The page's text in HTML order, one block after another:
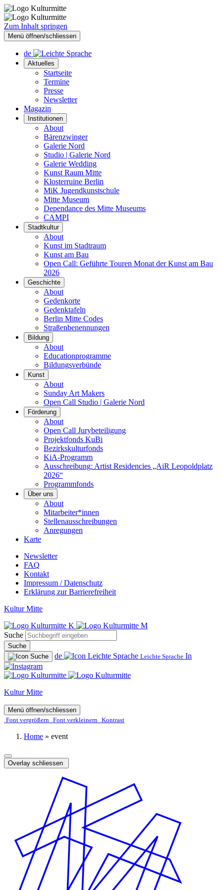
Zum Inhalt springen
Menü öffnen/schliessen
de
Aktuelles
Startseite
Termine
Presse
Newsletter
Magazin
Institutionen
About
Bärenzwinger
Galerie Nord
Studio | Galerie Nord
Galerie Wedding
Kunst Raum Mitte
Klosterruine Berlin
MiK Jugendkunstschule
Mitte Museum
Dependance des Mitte Museums
CAMPI
Stadtkultur
About
Kunst im Stadtraum
Kunst am Bau
Open Call: Geführte Touren Monat der Kunst am Bau
2026
Geschichte
About
Gedenkorte
Gedenktafeln
Berlin Mitte Codes
Straßenbenennungen
Bildung
About
Educationprogramme
Bildungsverbünde
Kunst
About
Sunday Art Makers
Open Call Studio | Galerie Nord
Förderung
About
Open Call Jurybeteiligung
Projektfonds KuBi
Bezirkskulturfonds
KiA-Programm
Ausschreibung: Artist Residencies „AiR Leopoldplatz
2026“
Programmfonds
Über uns
About
Mitarbeiter*innen
Stellenausschreibungen
Anregungen
Karte
Newsletter
FAQ
Kontakt
Impressum / Datenschutz
Erklärung zur Barrierefreiheit
Kultur Mitte
Suche
Suche
de Leichte Sprache In
Kultur Mitte
Menü öffnen/schliessen
Font ver­­größern Font ver­­kleinern Kontrast
Home » event
Overlay schliessen